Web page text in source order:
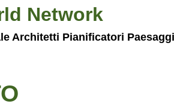
Architetti Pianificatori